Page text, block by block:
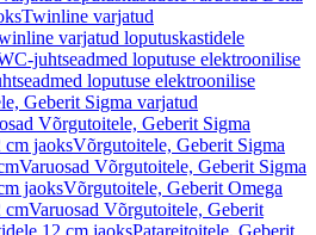
Twinline varjatud
varjatud loputuskastidele
juhtseadmed loputuse elektroonilise
loputuse elektroonilise
Geberit Sigma varjatud
Võrgutoitele, Geberit Sigma
cm jaoksVõrgutoitele, Geberit Sigma
Varuosad Võrgutoitele, Geberit Sigma
jaoksVõrgutoitele, Geberit Omega
cmVaruosad Võrgutoitele, Geberit
12 cm jaoksPatareitoitele, Geberit